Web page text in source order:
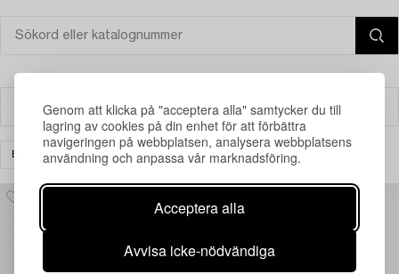
Genom att klicka på "acceptera alla" samtycker du till
lagring av cookies på din enhet för att förbättra
navigeringen på webbplatsen, analysera webbplatsens
användning och anpassa vår marknadsföring.
Acceptera alla
Avvisa icke-nödvändiga
Filter
BELYSNING VÄGGLAMPOR RENSA ALLA